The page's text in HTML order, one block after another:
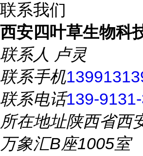
联系我们
西安四叶草生物科
联系人 卢灵
联系手机
联系电话139-
所在地址陕西省西
万象汇B座1005室